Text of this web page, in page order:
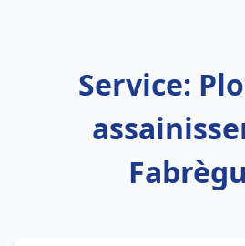
Service: